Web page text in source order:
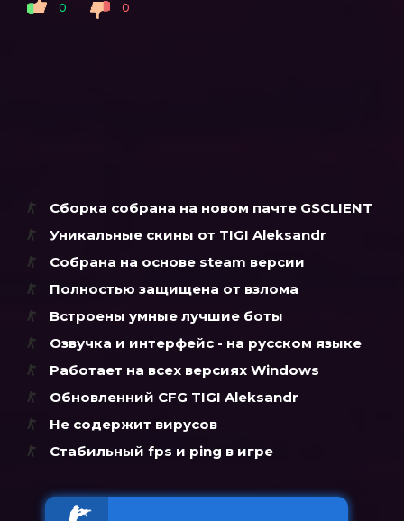
0 0
Сборка собрана на новом пачте GSCLIENT
Уникальные скины от TIGI Aleksandr
Собрана на основе steam версии
Полностью защищена от взлома
Встроены умные лучшие боты
Озвучка и интерфейс - на русском языке
Работает на всех версиях Windows
Обновленний CFG TIGI Aleksandr
Не содержит вирусов
Стабильный fps и ping в игре